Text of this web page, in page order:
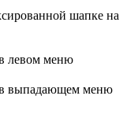
шапке на
левом меню
в выпадающем меню